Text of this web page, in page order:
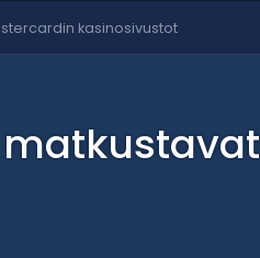
kasinosivustot
matkustavat